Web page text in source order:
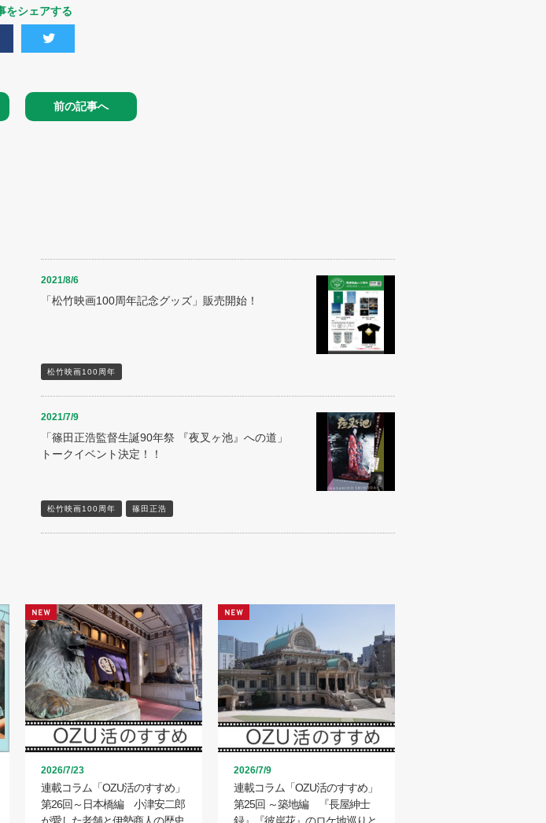
をシェアする
前の記事へ
2021/8/6
「松竹映画100周年記念グッズ」販売開始！
松竹映画100周年
2021/7/9
「篠田正浩監督生誕90年祭 『夜叉ヶ池』への道」
トークイベント決定！！
松竹映画100周年 篠田正浩
2026/7/23
連載コラム「OZU活のすすめ」
第26回～日本橋編 小津安二郎
2026/7/9
連載コラム「OZU活のすすめ」
第25回 ～築地編 『長屋紳士